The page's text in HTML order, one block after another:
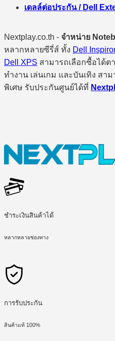
เดลล์ต่อประกัน / Dell
Nextplay.co.th - จำหน่าย
หลากหลายซีรี่ส์ ทั้ง Dell
Dell XPS สามารถเลือกซื้อได้ต
ทำงาน เล่นเกม และบันเทิง สา
พิเศษ รับประกันศูนย์ได้ที่
ชำระเงินสินค้าได้
หลากหลายช่องทาง
การรับประกัน
สินค้าแท้ 100%